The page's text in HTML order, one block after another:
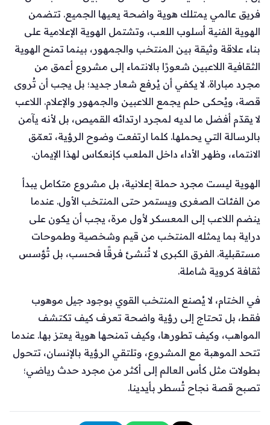
فريق عالمي يمتلك هوية واضحة يعيها الجميع. تتضمن
الهوية الفنية أسلوب اللعب، وتشتمل الهوية الإعلامية على
بناء علاقة وثيقة بين المنتخب والجمهور، بينما تمنح الهوية
الثقافية اللاعبين شعورًا بالانتماء إلى مشروع أعمق من
مجرد مباراة. لا يكفي أن يُرفع شعار جديد؛ بل يجب أن تُروى
قصة، ويُحكى حلم يجمع اللاعبين والجمهور والإعلام. اللاعب
لا يقدّم أفضل ما لديه لمجرد ارتدائه القميص، بل لأنه يآمن
بالرسالة التي يحملها. كلما ارتفعت وضوح الرؤية، تعمّق
الانتماء، وظهر الأداء داخل الملعب كإنعكاس لهذا الإيمان.
الهوية ليست مجرد حملة إعلانية، بل مشروع متكامل يبدأ
من الفئات الصغرى ويستمر حتى المنتخب الأول. عندما
ينضم اللاعب إلى المعسكر لأول مرة، يجب أن يكون على
دراية بما يمثله المنتخب من قيم وشخصية وطموحات
مستقبلية. الفرق الكبرى لا تُنشئ فرقًا فحسب، بل تُؤسس
ثقافة كروية شاملة.
في الختام، لا يُصنع المنتخب القوي بوجود جيل موهوب
فقط، بل تحتاج إلى رؤية واضحة تعرف كيف تكتشف
المواهب، وكيف تطورها، وكيف تمنحها هوية يعتز بها. عندما
تتحد الموهبة مع المشروع، وتلتقي الرؤية بالإنسان، تتحول
بطولات مثل كأس العالم إلى أكثر من مجرد حدث رياضي؛
تصبح قصة نجاح تُسطر بأيدينا.